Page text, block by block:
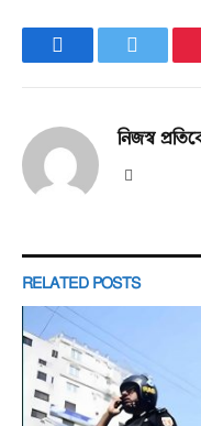
FacebookTwitter
নিজস্ব
RELATED POSTS